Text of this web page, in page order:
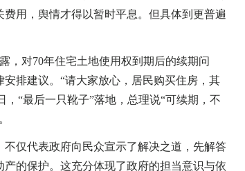
用，舆情才得以暂时平息。但具体到更普遍
对70年住宅土地使用权到期后的续期问
排建议。“请大家放心，居民购买住房，其
“最后一只靴子”落地，总理说“可续期，不
仅代表政府向民众宣示了解决之道，先解答
的保护。这充分体现了政府的担当意识与依